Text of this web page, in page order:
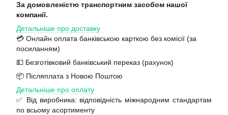
За домовленістю транспортним засобом нашої
компанії.
Детальніше про доставку
💳 Онлайн оплата банківською карткою без комісії (за
посиланням)
💵 Безготівковий банківський переказ (рахунок)
📦 Післяплата з Новою Поштою
Детальніше про оплату
✅ Від виробника: відповідність міжнародним стандартам
по всьому асортименту